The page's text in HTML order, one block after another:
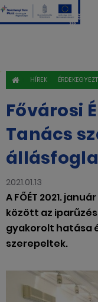
HÍREK
Fővárosi
Tanács
2021.01.13
A FŐÉT 2021.
között az
gyakorolt hatása
szerepeltek.